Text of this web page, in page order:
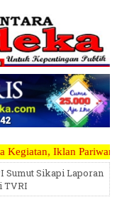
mengirimkannya
Sumut Sikapi Laporan
TVRI